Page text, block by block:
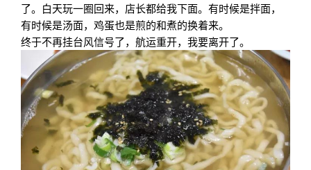
了。白天玩一圈回来，店长都给我下面。有时候是拌面，
有时候是汤面，鸡蛋也是煎的和煮的换着来。
终于不再挂台风信号了，航运重开，我要离开了。